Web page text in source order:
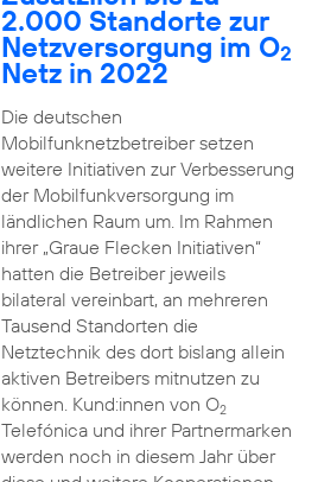
2.000 Standorte zur
Netzversorgung im O2
Netz in 2022
Die deutschen
Mobilfunknetzbetreiber setzen
weitere Initiativen zur Verbesserung
der Mobilfunkversorgung im
ländlichen Raum um. Im Rahmen
ihrer „Graue Flecken Initiativen“
hatten die Betreiber jeweils
bilateral vereinbart, an mehreren
Tausend Standorten die
Netztechnik des dort bislang allein
aktiven Betreibers mitnutzen zu
können. Kund:innen von O2
Telefónica und ihrer Partnermarken
werden noch in diesem Jahr über